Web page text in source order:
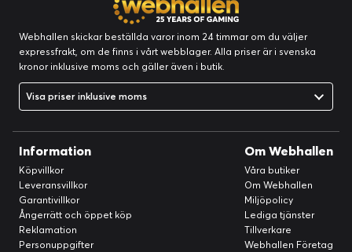
Webhallen skickar beställda varor inom 24 timmar om du väljer
expressfrakt, om de finns i vårt webblager. Alla priser är i svenska
kronor inklusive moms och gäller även i butik.
Visa priser inklusive moms
Information
Köpvillkor
Leveransvillkor
Garantivillkor
Ångerrätt och öppet köp
Reklamation
Personuppgifter
Om Webhallen
Våra butiker
Om Webhallen
Miljöpolicy
Lediga tjänster
Tillverkare
Webhallen Företag